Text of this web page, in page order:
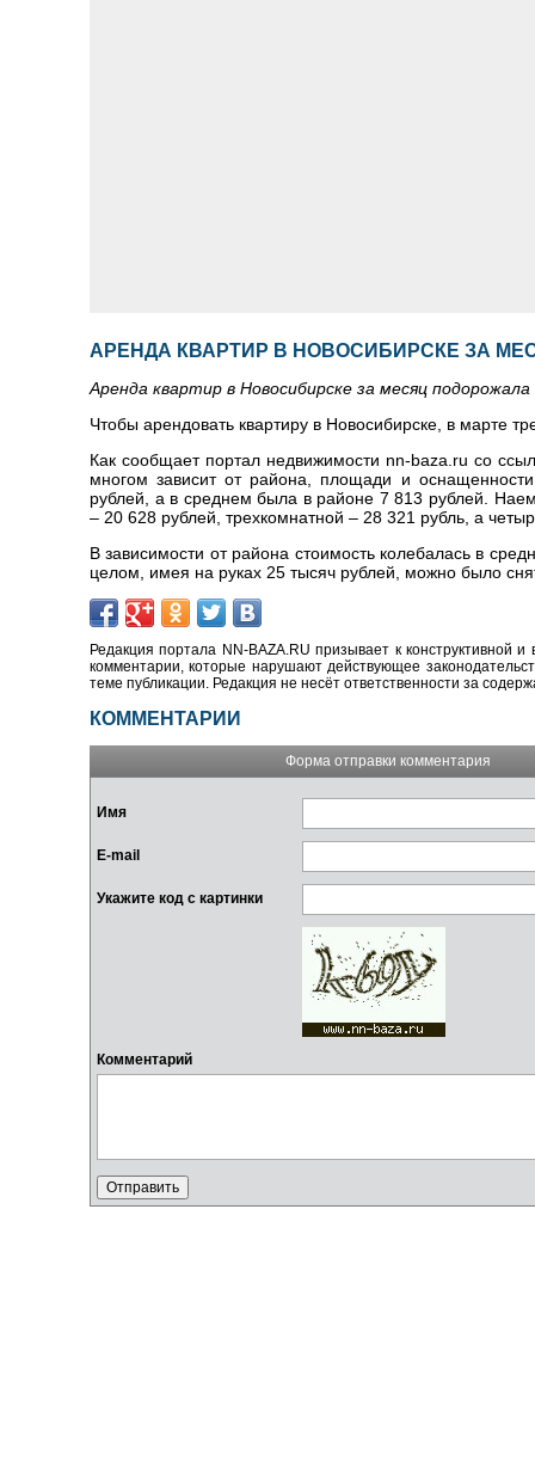
АРЕНДА КВАРТИР В НОВОСИБИРСКЕ ЗА
Аренда квартир в Новосибирске за месяц подорожала
Чтобы арендовать квартиру в Новосибирске, в марте
Как сообщает портал недвижимости nn-baza.ru со
многом зависит от района, площади и
рублей, а в среднем была в районе 7 813 рублей.
– 20 628 рублей, трехкомнатной – 28 321 рубль, а
В зависимости от района стоимость колебалась в
целом, имея на руках 25 тысяч рублей, можно было
Редакция портала NN-BAZA.RU призывает к конструктивной
комментарии, которые нарушают действующее
теме публикации. Редакция не несёт ответственности за
КОММЕНТАРИИ
Форма отправки комментария
Имя
E-mail
Укажите код с картинки
Комментарий